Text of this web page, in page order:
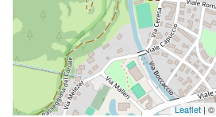
Leaflet | ©